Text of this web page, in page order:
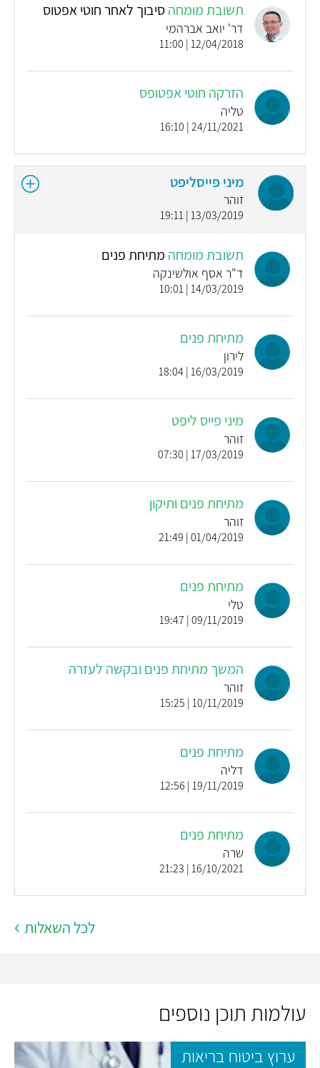
תשובת מומחהסיבוך לאחר חוטי אפטוס
דר' יואב אברהמי
12/04/2018 | 11:00
הזרקה חוטי אפטופס
טליה
24/11/2021 | 16:10
מיני פייסליפט
זוהר
13/03/2019 | 19:11
תשובת מומחה מתיחת פנים
ד"ר אסף אולשינקה
14/03/2019 | 10:01
מתיחת פנים
לירון
16/03/2019 | 18:04
מיני פייס ליפט
זוהר
17/03/2019 | 07:30
מתיחת פנים ותיקון
זוהר
01/04/2019 | 21:49
מתיחת פנים
טלי
09/11/2019 | 19:47
המשך מתיחת פנים ובקשה לעזרה
זוהר
10/11/2019 | 15:25
מתיחת פנים
דליה
19/11/2019 | 12:56
מתיחת פנים
שרה
16/10/2021 | 21:23
לכל השאלות
עולמות תוכן נוספים
ערוץ ביטוח בריאות